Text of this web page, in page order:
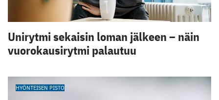
Unirytmi sekaisin loman jälkeen – näin
vuorokausirytmi palautuu
HYÖNTEISEN PISTO